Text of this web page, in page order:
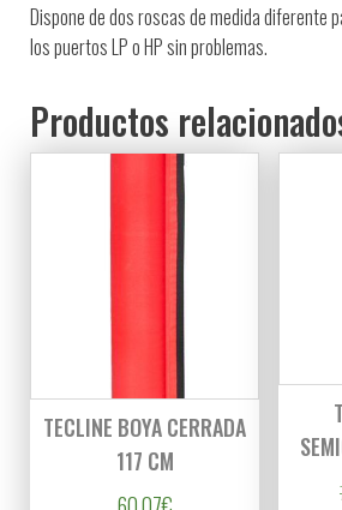
Dispone de dos roscas de medida diferente
los puertos LP o HP sin problemas.
Productos
TECLINE BOYA CERRADA
117 CM